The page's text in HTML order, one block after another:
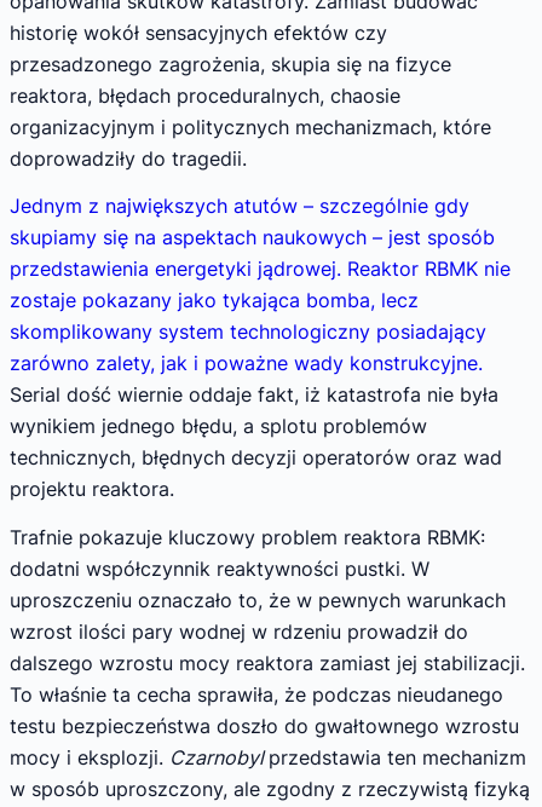
historię wokół sensacyjnych efektów czy
przesadzonego zagrożenia, skupia się na fizyce
reaktora, błędach proceduralnych, chaosie
organizacyjnym i politycznych mechanizmach, które
doprowadziły do tragedii.
Jednym z największych atutów – szczególnie gdy
skupiamy się na aspektach naukowych – jest sposób
przedstawienia energetyki jądrowej. Reaktor RBMK nie
zostaje pokazany jako tykająca bomba, lecz
skomplikowany system technologiczny posiadający
zarówno zalety, jak i poważne wady konstrukcyjne.
Serial dość wiernie oddaje fakt, iż katastrofa nie była
wynikiem jednego błędu, a splotu problemów
technicznych, błędnych decyzji operatorów oraz wad
projektu reaktora.
Trafnie pokazuje kluczowy problem reaktora RBMK:
dodatni współczynnik reaktywności pustki. W
uproszczeniu oznaczało to, że w pewnych warunkach
wzrost ilości pary wodnej w rdzeniu prowadził do
dalszego wzrostu mocy reaktora zamiast jej stabilizacji.
To właśnie ta cecha sprawiła, że podczas nieudanego
testu bezpieczeństwa doszło do gwałtownego wzrostu
mocy i eksplozji. Czarnobylprzedstawia ten mechanizm
w sposób uproszczony, ale zgodny z rzeczywistą fizyką